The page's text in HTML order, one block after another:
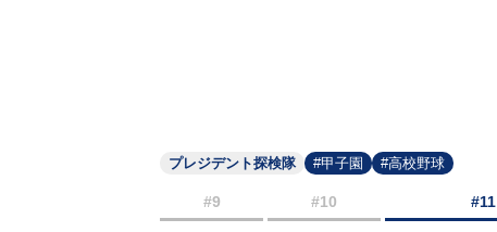
プレジデント探検隊 #甲子園 #高校野球
#9 #10 #11